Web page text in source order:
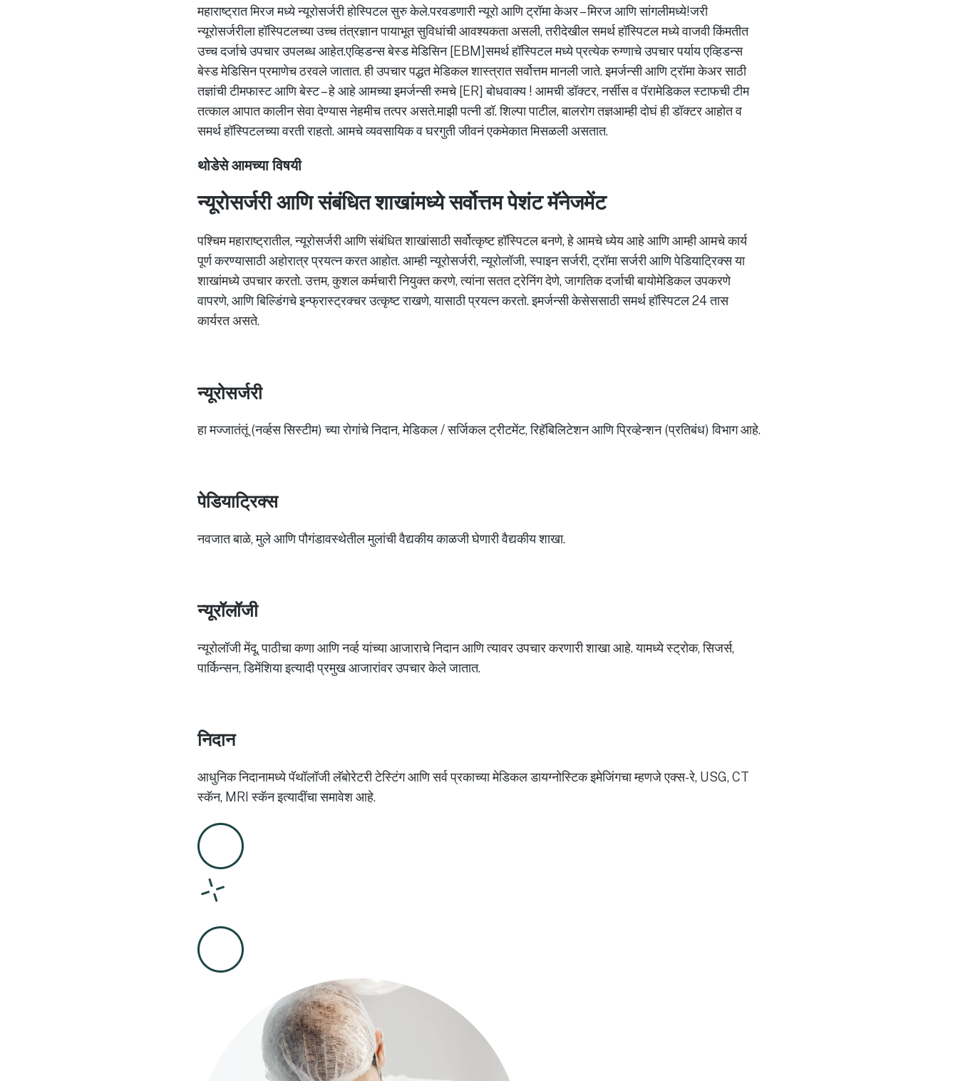
महाराष्ट्रात मिरज मध्ये न्यूरोसर्जरी होस्पिटल सुरु केले.परवडणारी न्यूरो आणि ट्रॉमा केअर – मिरज आणि सांगलीमध्ये!जरी
न्यूरोसर्जरीला हॉस्पिटलच्या उच्च तंत्रज्ञान पायाभूत सुविधांची आवश्यकता असली, तरीदेखील समर्थ हॉस्पिटल मध्ये वाजवी किंमतीत
उच्च दर्जाचे उपचार उपलब्ध आहेत.एव्हिडन्स बेस्ड मेडिसिन [EBM]समर्थ हॉस्पिटल मध्ये प्रत्येक रुग्णाचे उपचार पर्याय एव्हिडन्स
बेस्ड मेडिसिन प्रमाणेच ठरवले जातात. ही उपचार पद्धत मेडिकल शास्त्रात सर्वोत्तम मानली जाते. इमर्जन्सी आणि ट्रॉमा केअर साठी
तज्ञांची टीमफास्ट आणि बेस्ट – हे आहे आमच्या इमर्जन्सी रुमचे [ER] बोधवाक्य ! आमची डॉक्टर, नर्सीस व पॅरामेडिकल स्टाफची टीम
तत्काल आपात कालीन सेवा देण्यास नेहमीच तत्पर असते.माझी पत्नी डॉ. शिल्पा पाटील, बालरोग तज्ञआम्ही दोघं ही डॉक्टर आहोत व
समर्थ हॉस्पिटलच्या वरती राहतो. आमचे व्यवसायिक व घरगुती जीवनं एकमेकात मिसळली असतात.
थोडेसे आमच्या विषयी
न्यूरोसर्जरी आणि संबंधित शाखांमध्ये सर्वोत्तम पेशंट मॅनेजमेंट
पश्चिम महाराष्ट्रातील, न्यूरोसर्जरी आणि संबंधित शाखांसाठी सर्वोत्कृष्ट हॉस्पिटल बनणे, हे आमचे ध्येय आहे आणि आम्ही आमचे कार्य
पूर्ण करण्यासाठी अहोरात्र प्रयत्न करत आहोत. आम्ही न्यूरोसर्जरी, न्यूरोलॉजी, स्पाइन सर्जरी, ट्रॉमा सर्जरी आणि पेडियाट्रिक्स या
शाखांमध्ये उपचार करतो. उत्तम, कुशल कर्मचारी नियुक्त करणे, त्यांना सतत ट्रेनिंग देणे, जागतिक दर्जाची बायोमेडिकल उपकरणे
वापरणे, आणि बिल्डिंगचे इन्फ्रास्ट्रक्चर उत्कृष्ट राखणे, यासाठी प्रयत्न करतो. इमर्जन्सी केसेससाठी समर्थ हॉस्पिटल 24 तास
कार्यरत असते.
न्यूरोसर्जरी
हा मज्जातंतूं (नर्व्हस सिस्टीम) च्या रोगांचे निदान, मेडिकल / सर्जिकल ट्रीटमेंट, रिहॅबिलिटेशन आणि प्रिव्हेन्शन (प्रतिबंध) विभाग आहे.
पेडियाट्रिक्स
नवजात बाळे, मुले आणि पौगंडावस्थेतील मुलांची वैद्यकीय काळजी घेणारी वैद्यकीय शाखा.
न्यूरॉलॉजी
न्यूरोलॉजी मेंदू, पाठीचा कणा आणि नर्व्ह यांच्या आजाराचे निदान आणि त्यावर उपचार करणारी शाखा आहे. यामध्ये स्ट्रोक, सिजर्स,
पार्किन्सन, डिमेंशिया इत्यादी प्रमुख आजारांवर उपचार केले जातात.
निदान
आधुनिक निदानामध्ये पॅथॉलॉजी लॅबोरेटरी टेस्टिंग आणि सर्व प्रकाच्या मेडिकल डायग्नोस्टिक इमेजिंगचा म्हणजे एक्स-रे, USG, CT
स्कॅन, MRI स्कॅन इत्यादींचा समावेश आहे.